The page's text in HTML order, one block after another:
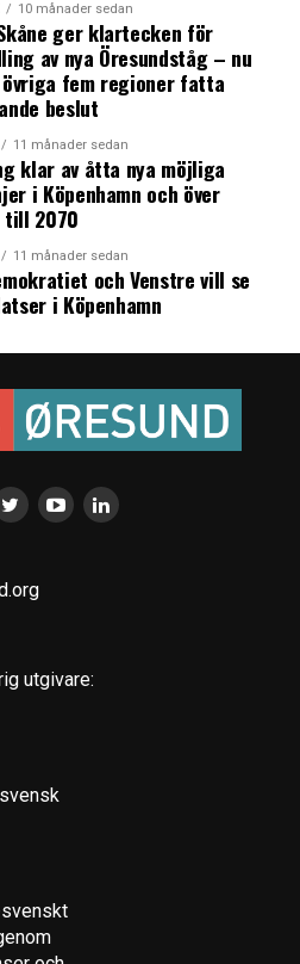
10 månader sedan
ger klartecken för
av nya Öresundståg – nu
övriga fem regioner fatta
beslut
11 månader sedan
klar av åtta nya möjliga
i Köpenhamn och över
till 2070
11 månader sedan
och Venstre vill se
i Köpenhamn
utgivare: